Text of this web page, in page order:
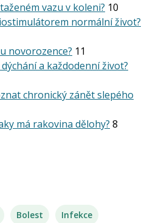
vazu v koleni? 10
normální život?
novorozence? 11
a každodenní život?
chronický zánět slepého
má rakovina dělohy? 8
Bolest Infekce